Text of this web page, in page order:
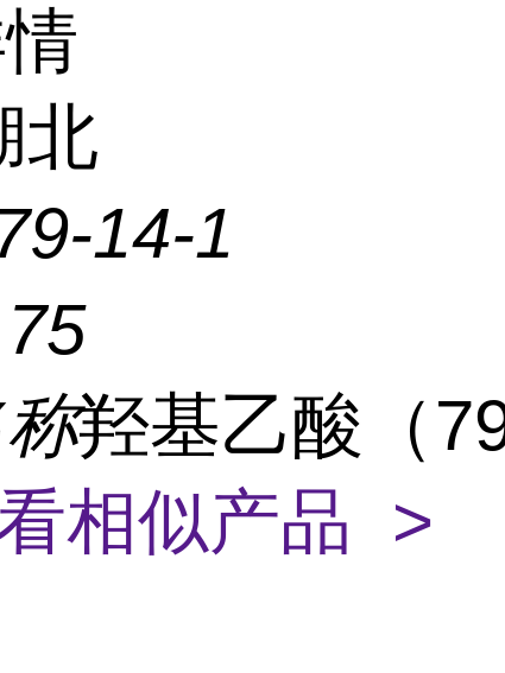
北
14-1
75
羟基乙酸（
相似产品 >